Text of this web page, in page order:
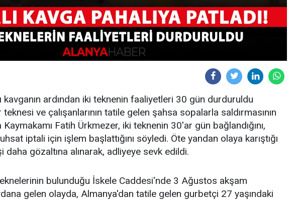
kavganın ardından iki teknenin faaliyetleri 30 gün durduruldu
ve çalışanlarının tatile gelen şahsa sopalarla saldırmasının
Kaymakamı Fatih Ürkmezer, iki teknenin 30'ar gün bağlandığını,
iptali için işlem başlattığını söyledi. Öte yandan olaya karıştığı
daha gözaltına alınarak, adliyeye sevk edildi.
bulunduğu İskele Caddesi'nde 3 Ağustos akşam
gelen olayda, Almanya'dan tatile gelen gurbetçi 27 yaşındaki